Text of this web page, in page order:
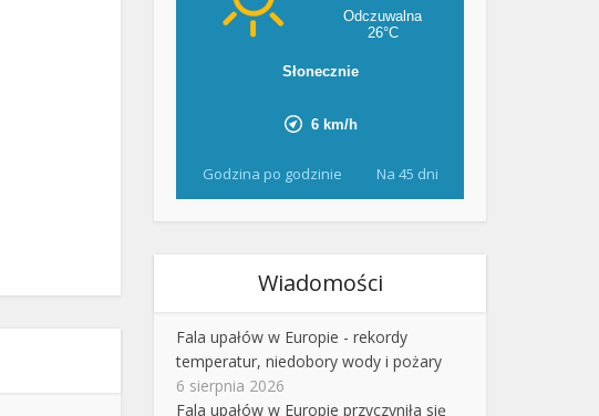
Godzina po godzinie Na 45 dni
Wiadomości
Fala upałów w Europie - rekordy
temperatur, niedobory wody i pożary
6 sierpnia 2026
Fala upałów w Europie przyczyniła się